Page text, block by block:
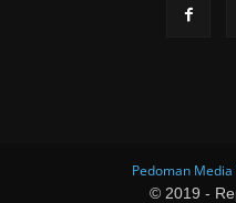
Pedoman Media
© 2019 -